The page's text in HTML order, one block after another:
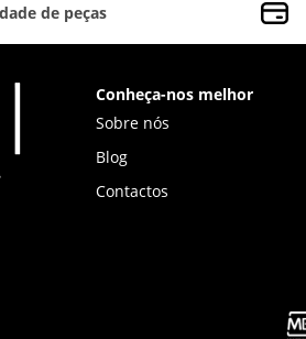
de peças
Conheça-nos melhor
Sobre nós
Blog
Contactos